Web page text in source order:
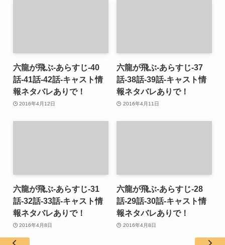
六龍が飛ぶ-あらすじ-40
話-41話-42話-キャスト情
報ネタバレありで！
2016年4月12日
六龍が飛ぶ-あらすじ-37
話-38話-39話-キャスト情
報ネタバレありで！
2016年4月11日
六龍が飛ぶ-あらすじ-31
話-32話-33話-キャスト情
報ネタバレありで！
2016年4月8日
六龍が飛ぶ-あらすじ-28
話-29話-30話-キャスト情
報ネタバレありで！
2016年4月8日